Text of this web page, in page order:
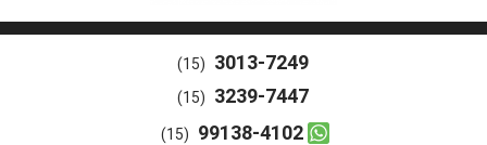
(15) 3013-7249
(15) 3239-7447
(15) 99138-4102